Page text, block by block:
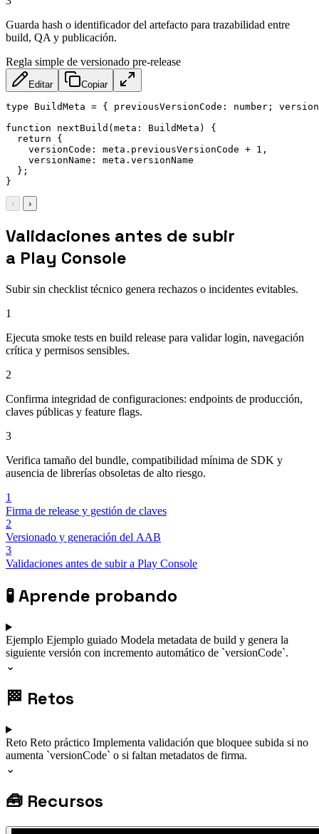
Guarda hash o identificador del artefacto para trazabilidad entre
build, QA y publicación.
Regla simple de versionado pre-release
Editar Copiar
type BuildMeta = { previousVersionCode: number;
function nextBuild(meta: BuildMeta) {
  return {
    versionCode: meta.previousVersionCode + 1,
    versionName: meta.versionName
  };
‹ ›
Validaciones antes de subir
a Play Console
Subir sin checklist técnico genera rechazos o incidentes evitables.
1
Ejecuta smoke tests en build release para validar login, navegación
crítica y permisos sensibles.
2
Confirma integridad de configuraciones: endpoints de producción,
claves públicas y feature flags.
3
Verifica tamaño del bundle, compatibilidad mínima de SDK y
ausencia de librerías obsoletas de alto riesgo.
1
Firma de release y gestión de claves
2
Versionado y generación del AAB
3
Validaciones antes de subir a Play Console
🧪Aprende probando
Ejemplo Ejemplo guiado Modela metadata de build y genera la
siguiente versión con incremento automático de `versionCode`.
⌄
🏁 Retos
Reto Reto práctico Implementa validación que bloquee subida si no
aumenta `versionCode` o si faltan metadatos de firma.
⌄
🧰 Recursos